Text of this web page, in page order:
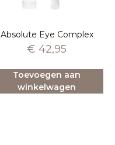
Absolute Eye Complex
€ 42,95
Toevoegen aan
winkelwagen